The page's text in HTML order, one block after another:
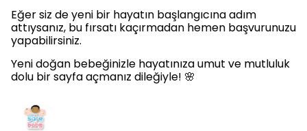
Eğer siz de yeni bir hayatın başlangıcına adım
attıysanız, bu fırsatı kaçırmadan hemen başvurunuzu
yapabilirsiniz.
Yeni doğan bebeğinizle hayatınıza umut ve mutluluk
dolu bir sayfa açmanız dileğiyle! 🌸